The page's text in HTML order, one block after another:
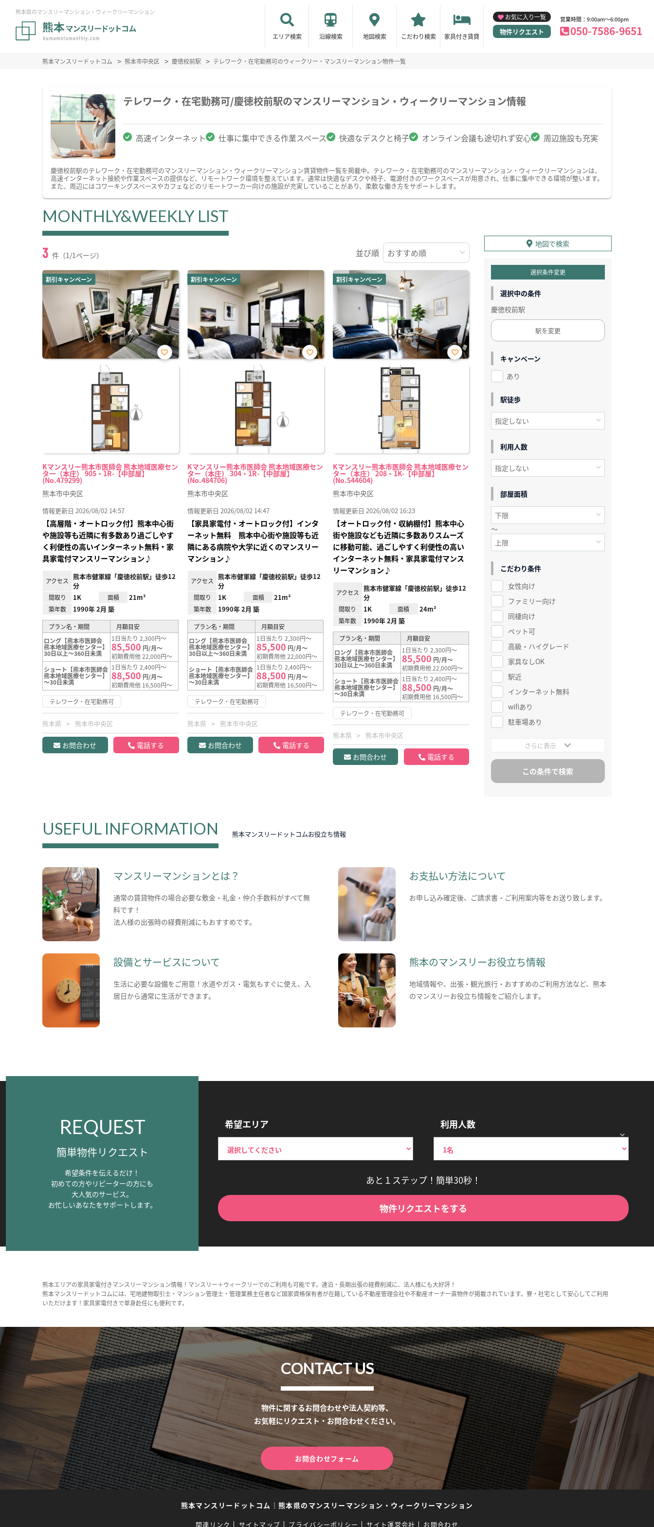
熊本県のマンスリーマンション・ウィークリーマンション
エリア検索 沿線検索 地図検索 こだわり検索 家具付き賃貸
お気に入り一覧
物件リクエスト
営業時間：9:00am～6:00pm
050-7586-9651
熊本マンスリードットコム 熊本市中央区 慶徳校前駅 テレワーク・在宅勤務可のウィークリー・マンスリーマンション物件一覧
テレワーク・在宅勤務可/慶徳校前駅のマンスリーマンション・ウィークリーマンション情報
高速インターネット 仕事に集中できる作業スペース 快適なデスクと椅子 オンライン会議も途切れず安心 周辺施設も充実
慶徳校前駅のテレワーク・在宅勤務可のマンスリーマンション・ウィークリーマンション賃貸物件一覧を掲載中。テレワーク・在宅勤務可のマンスリーマンション・ウィークリーマンションは、
高速インターネット接続や作業スペースの提供など、リモートワーク環境を整えています。通常は快適なデスクや椅子、電源付きのワークスペースが用意され、仕事に集中できる環境が整います。
また、周辺にはコワーキングスペースやカフェなどのリモートワーカー向けの施設が充実していることがあり、柔軟な働き方をサポートします。
MONTHLY&WEEKLY LIST
3 件（1/1ページ） 並び順
割引キャンペーン
Kマンスリー熊本市医師会 熊本地域医療セン
ター（本庄） 905・1R-【中部屋】
(No.479299)
お気
熊本市中央区
情報更新日 2026/08/02 14:57
【高層階・オートロック付】熊本中心街
や施設等も近隣に有多数あり過ごしやす
く利便性の高いインターネット無料・家
具家電付マンスリーマンション♪
アクセス
熊本市健軍線「慶徳校前駅」徒歩12
分
間取り 1K 面積 21m²
築年数 1990年 2月 築
プラン名・期間
月額目安
ロング【熊本市医師会
熊本地域医療センター】
30日以上～360日未満
1日当たり 2,300円～
85,500 円/月～
初期費用他 22,000円～
ショート【熊本市医師会
熊本地域医療センター】
～30日未満
1日当たり 2,400円～
88,500 円/月～
初期費用他 16,500円～
テレワーク・在宅勤務可
熊本県 熊本市中央区
お問合わせ 電話する
割引キャンペーン
Kマンスリー熊本市医師会 熊本地域医療セン
ター（本庄） 304・1R-【中部屋】
(No.484706)
お気
熊本市中央区
情報更新日 2026/08/02 14:47
【家具家電付・オートロック付】インタ
ーネット無料 熊本中心街や施設等も近
隣にある病院や大学に近くのマンスリー
マンション♪
アクセス
熊本市健軍線「慶徳校前駅」徒歩12
分
間取り 1K 面積 21m²
築年数 1990年 2月 築
プラン名・期間
月額目安
ロング【熊本市医師会
熊本地域医療センター】
30日以上～360日未満
1日当たり 2,300円～
85,500 円/月～
初期費用他 22,000円～
ショート【熊本市医師会
熊本地域医療センター】
～30日未満
1日当たり 2,400円～
88,500 円/月～
初期費用他 16,500円～
テレワーク・在宅勤務可
熊本県 熊本市中央区
お問合わせ 電話する
割引キャンペーン
Kマンスリー熊本市医師会 熊本地域医療セン
ター（本庄） 208・1K-【中部屋】
(No.544604)
お気
熊本市中央区
情報更新日 2026/08/02 16:23
【オートロック付・収納棚付】熊本中心
街や施設なども近隣に多数ありスムーズ
に移動可能、過ごしやすく利便性の高い
インターネット無料・家具家電付マンス
リーマンション♪
アクセス
熊本市健軍線「慶徳校前駅」徒歩12
分
間取り 1K 面積 24m²
築年数 1990年 2月 築
プラン名・期間
月額目安
ロング【熊本市医師会
熊本地域医療センター】
30日以上～360日未満
1日当たり 2,300円～
85,500 円/月～
初期費用他 22,000円～
ショート【熊本市医師会
熊本地域医療センター】
～30日未満
1日当たり 2,400円～
88,500 円/月～
初期費用他 16,500円～
テレワーク・在宅勤務可
熊本県 熊本市中央区
お問合わせ 電話する
地図で検索
選択条件変更
選択中の条件
慶徳校前駅
駅を変更
キャンペーン
あり
駅徒歩
利用人数
部屋面積
～
こだわり条件
女性向け
ファミリー向け
同棲向け
ペット可
高級・ハイグレード
家具なしOK
駅近
インターネット無料
wifiあり
駐車場あり
さらに表示
USEFUL INFORMATION 熊本マンスリードットコムお役立ち情報
マンスリーマンションとは？
通常の賃貸物件の場合必要な敷金・礼金・仲介手数料がすべて無
料です！
法人様の出張時の経費削減にもおすすめです。
お支払い方法について
お申し込み確定後、ご請求書・ご利用案内等をお送り致します。
設備とサービスについて
生活に必要な設備をご用意！水道やガス・電気もすぐに使え、入
居日から通常に生活ができます。
熊本のマンスリーお役立ち情報
地域情報や、出張・観光旅行・おすすめのご利用方法など、熊本
のマンスリーお役立ち情報をご紹介します。
REQUEST
簡単物件リクエスト
希望条件を伝えるだけ！
初めての方やリピーターの方にも
大人気のサービス。
お忙しいあなたをサポートします。
希望エリア 利用人数
あと１ステップ！簡単30秒！
物件リクエストをする
熊本エリアの家具家電付きマンスリーマンション情報！マンスリー＋ウィークリーでのご利用も可能です。連泊・長期出張の経費削減に、法人様にも大好評！
熊本マンスリードットコムには、宅地建物取引士・マンション管理士・管理業務主任者など国家資格保有者が在籍している不動産管理会社や不動産オーナー直物件が掲載されています。寮・社宅として安心してご利用
いただけます！家具家電付きで単身赴任にも便利です。
CONTACT US
物件に関するお問合わせや法人契約等、
お気軽にリクエスト・お問合わせください。
お問合わせフォーム
熊本マンスリードットコム ｜ 熊本県のマンスリーマンション・ウィークリーマンション
関連リンク サイトマップ プライバシーポリシー サイト運営会社 お問合わせ